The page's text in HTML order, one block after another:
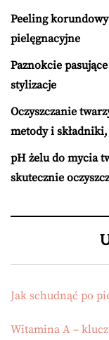
Peeling
pielęgnacyjne
Paznokcie
stylizacje
Oczyszczanie
metody i
pH żelu do mycia
skutecznie
Jak schudnąć po
Witamina A –